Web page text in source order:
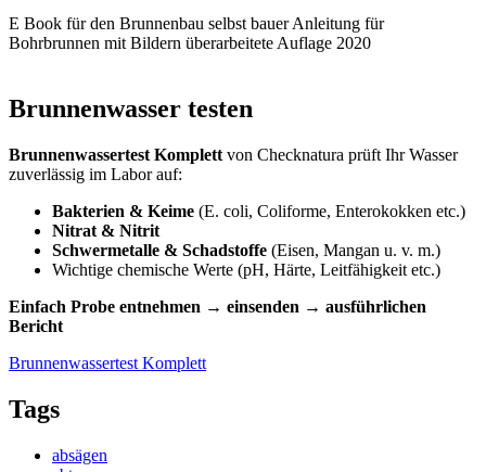
E Book für den Brunnenbau selbst bauer Anleitung für
Bohrbrunnen mit Bildern überarbeitete Auflage 2020
Brunnenwasser testen
Brunnenwassertest Komplett von Checknatura prüft Ihr Wasser
zuverlässig im Labor auf:
Bakterien & Keime (E. coli, Coliforme, Enterokokken etc.)
Nitrat & Nitrit
Schwermetalle & Schadstoffe (Eisen, Mangan u. v. m.)
Wichtige chemische Werte (pH, Härte, Leitfähigkeit etc.)
Einfach Probe entnehmen → einsenden → ausführlichen
Bericht
Brunnenwassertest Komplett
Tags
absägen